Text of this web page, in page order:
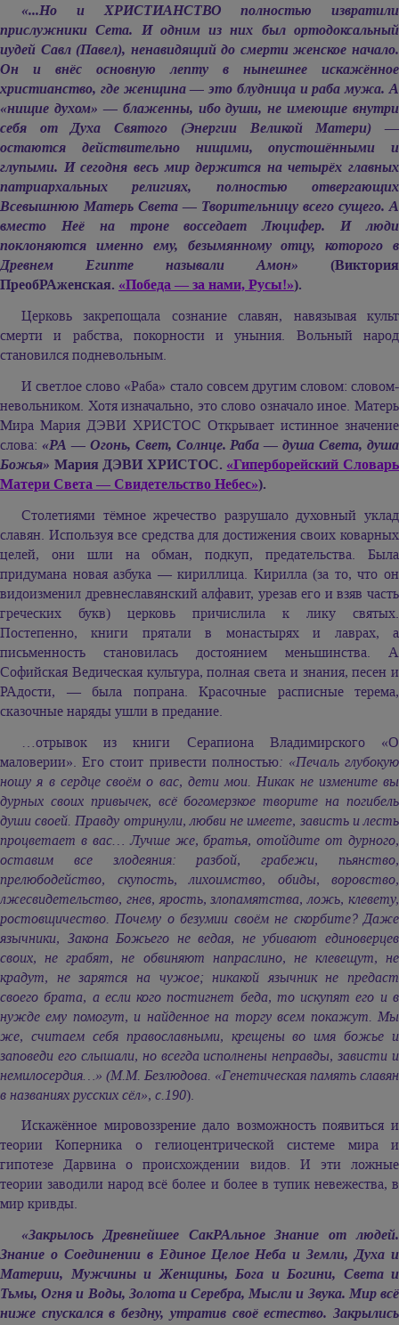
«...Но и ХРИСТИАНСТВО полностью извратили
прислужники Сета. И одним из них был ортодоксальный
иудей Савл (Павел), ненавидящий до смерти женское начало.
Он и внёс основную лепту в нынешнее искажённое
христианство, где женщина — это блудница и раба мужа. А
«нищие духом» — блаженны, ибо души, не имеющие внутри
себя от Духа Святого (Энергии Великой Матери) —
остаются действительно нищими, опустошёнными и
глупыми. И сегодня весь мир держится на четырёх главных
патриархальных религиях, полностью отвергающих
Всевышнюю Матерь Света — Творительницу всего сущего. А
вместо Неё на троне восседает Люцифер. И люди
поклоняются именно ему, безымянному отцу, которого в
Древнем Египте называли Амон» (Виктория
ПреобРАженская. «Победа — за нами, Русы!»).
Церковь закрепощала сознание славян, навязывая культ
смерти и рабства, покорности и уныния. Вольный народ
становился подневольным.
И светлое слово «Раба» стало совсем другим словом: словом-
невольником. Хотя изначально, это слово означало иное. Матерь
Мира Мария ДЭВИ ХРИСТОС Открывает истинное значение
слова: «РА — Огонь, Свет, Солнце. Раба — душа Света, душа
Божья» Мария ДЭВИ ХРИСТОС. «Гиперборейский Словарь
Матери Света — Свидетельство Небес»).
Столетиями тёмное жречество разрушало духовный уклад
славян. Используя все средства для достижения своих коварных
целей, они шли на обман, подкуп, предательства. Была
придумана новая азбука — кириллица. Кирилла (за то, что он
видоизменил древнеславянский алфавит, урезав его и взяв часть
греческих букв) церковь причислила к лику святых.
Постепенно, книги прятали в монастырях и лаврах, а
письменность становилась достоянием меньшинства. А
Софийская Ведическая культура, полная света и знания, песен и
РАдости, — была попрана. Красочные расписные терема,
сказочные наряды ушли в предание.
…отрывок из книги Серапиона Владимирского «О
маловерии». Его стоит привести полностью: «Печаль глубокую
ношу я в сердце своём о вас, дети мои. Никак не измените вы
дурных своих привычек, всё богомерзкое творите на погибель
души своей. Правду отринули, любви не имеете, зависть и лесть
процветает в вас… Лучше же, братья, отойдите от дурного,
оставим все злодеяния: разбой, грабежи, пьянство,
прелюбодейство, скупость, лихоимство, обиды, воровство,
лжесвидетельство, гнев, ярость, злопамятства, ложь, клевету,
ростовщичество. Почему о безумии своём не скорбите? Даже
язычники, Закона Божьего не ведая, не убивают единоверцев
своих, не грабят, не обвиняют напраслино, не клевещут, не
крадут, не зарятся на чужое; никакой язычник не предаст
своего брата, а если кого постигнет беда, то искупят его и в
нужде ему помогут, и найденное на торгу всем покажут. Мы
же, считаем себя православными, крещены во имя божье и
заповеди его слышали, но всегда исполнены неправды, зависти и
немилосердия…» (М.М. Безлюдова. «Генетическая память славян
в названиях русских сёл», с.190).
Искажённое мировоззрение дало возможность появиться и
теории Коперника о гелиоцентрической системе мира и
гипотезе Дарвина о происхождении видов. И эти ложные
теории заводили народ всё более и более в тупик невежества, в
мир кривды.
«Закрылось Древнейшее СакРАльное Знание от людей.
Знание о Соединении в Единое Целое Неба и Земли, Духа и
Материи, Мужчины и Женщины, Бога и Богини, Света и
Тьмы, Огня и Воды, Золота и Серебра, Мысли и Звука. Мир всё
ниже спускался в бездну, утратив своё естество. Закрылись